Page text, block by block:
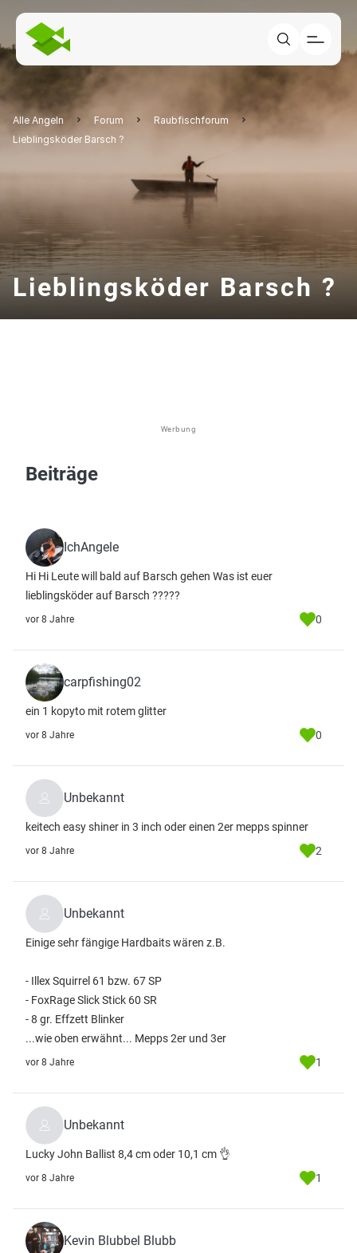
Alle Angeln Forum
Raubfischforum
Lieblingsköder Barsch ?
Lieblingsköder Barsch ?
Werbung
Beiträge
IchAngele
Hi Hi Leute will bald auf Barsch gehen Was ist euer
lieblingsköder auf Barsch ?????
vor 8 Jahre 0
carpfishing02
ein 1 kopyto mit rotem glitter
vor 8 Jahre 0
Unbekannt
keitech easy shiner in 3 inch oder einen 2er mepps spinner
vor 8 Jahre 2
Unbekannt
Einige sehr fängige Hardbaits wären z.B.
- Illex Squirrel 61 bzw. 67 SP
- FoxRage Slick Stick 60 SR
- 8 gr. Effzett Blinker
...wie oben erwähnt... Mepps 2er und 3er
vor 8 Jahre 1
Unbekannt
Lucky John Ballist 8,4 cm oder 10,1 cm 👌
vor 8 Jahre 1
Kevin Blubbel Blubb